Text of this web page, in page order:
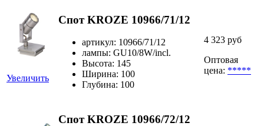
Увеличить
Спот KROZE 10966/71/12
артикул: 10966/71/12
лампы: GU10/8W/incl.
Высота: 145
Ширина: 100
Глубина: 100
4 323 руб
Оптовая
цена: *****
Спот KROZE 10966/72/12